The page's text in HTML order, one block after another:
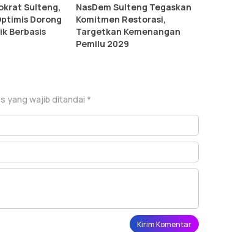
Sulteng,
Dorong
Berbasis
NasDem Sulteng Tegaskan
Komitmen Restorasi,
Targetkan Kemenangan
Pemilu 2029
yang wajib ditandai *